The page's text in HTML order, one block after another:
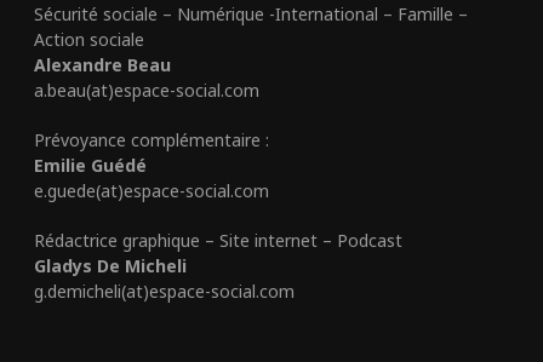
Sécurité sociale – Numérique -International – Famille –
Action sociale
Alexandre Beau
a.beau(at)espace-social.com
Prévoyance complémentaire :
Emilie Guédé
e.guede(at)espace-social.com
Rédactrice graphique – Site internet – Podcast
Gladys De Micheli
g.demicheli(at)espace-social.com